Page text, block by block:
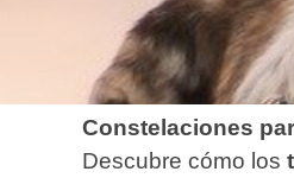
Constelaciones
Descubre cómo los